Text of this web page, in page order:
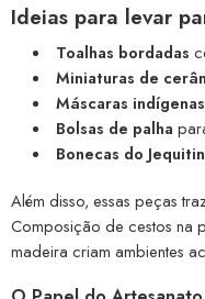
Ideias para levar
Toalhas bordadas
Miniaturas de
Máscaras indígenas
Bolsas de palha
Bonecas do
Além disso, essas peças
Composição de cestos na
madeira criam ambientes